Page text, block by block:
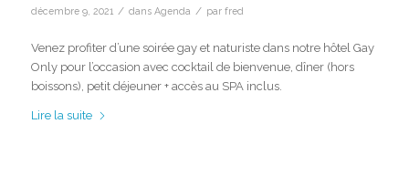
décembre 9, 2021 / dans Agenda / par fred
Venez profiter d’une soirée gay et naturiste dans notre hôtel Gay
Only pour l’occasion avec cocktail de bienvenue, dîner (hors
boissons), petit déjeuner + accès au SPA inclus.
Lire la suite